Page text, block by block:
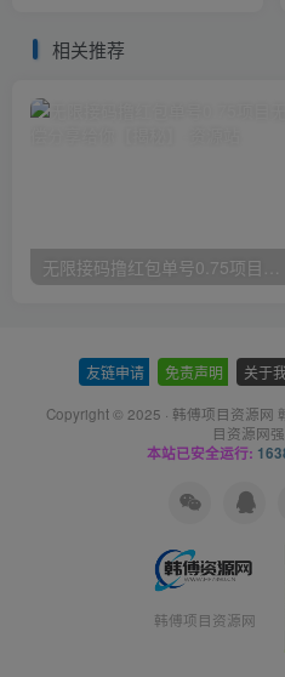
相关推荐
友链申请 免责声明 关于
Copyright © 2025 · 韩傅项目资源网
目资源网
本站已安全运行:
韩傅项目资源网